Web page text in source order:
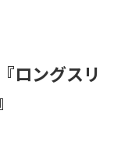
ロングスリ